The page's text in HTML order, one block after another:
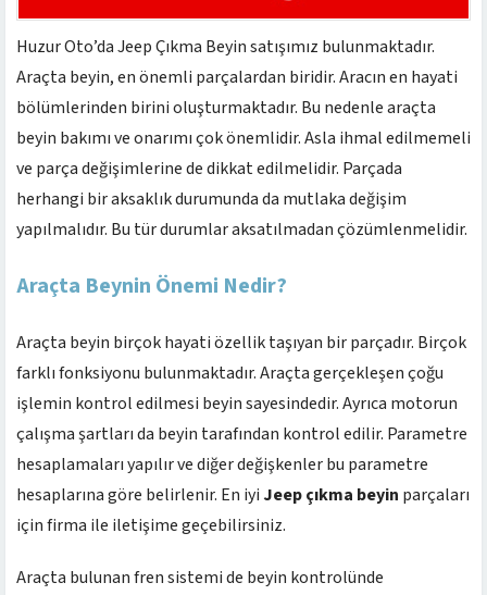
Huzur Oto’da Jeep Çıkma Beyin satışımız bulunmaktadır.
Araçta beyin, en önemli parçalardan biridir. Aracın en hayati
bölümlerinden birini oluşturmaktadır. Bu nedenle araçta
beyin bakımı ve onarımı çok önemlidir. Asla ihmal edilmemeli
ve parça değişimlerine de dikkat edilmelidir. Parçada
herhangi bir aksaklık durumunda da mutlaka değişim
yapılmalıdır. Bu tür durumlar aksatılmadan çözümlenmelidir.
Araçta Beynin Önemi Nedir?
Araçta beyin birçok hayati özellik taşıyan bir parçadır. Birçok
farklı fonksiyonu bulunmaktadır. Araçta gerçekleşen çoğu
işlemin kontrol edilmesi beyin sayesindedir. Ayrıca motorun
çalışma şartları da beyin tarafından kontrol edilir. Parametre
hesaplamaları yapılır ve diğer değişkenler bu parametre
hesaplarına göre belirlenir. En iyi Jeep çıkma beyin parçaları
için firma ile iletişime geçebilirsiniz.
Araçta bulunan fren sistemi de beyin kontrolünde